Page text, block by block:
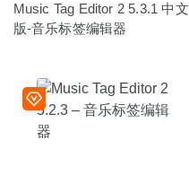
Music Tag Editor 2 5.3.1 中文
版-音乐标签编辑器